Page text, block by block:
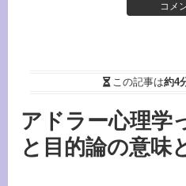
コメ
この記事は約4
アドラー心理学
と目的論の意味